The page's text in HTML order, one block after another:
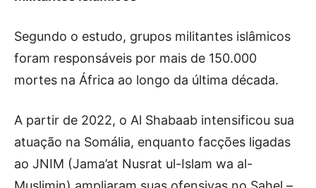
Segundo o estudo, grupos militantes islâmicos
foram responsáveis por mais de 150.000
mortes na África ao longo da última década.
A partir de 2022, o Al Shabaab intensificou sua
atuação na Somália, enquanto facções ligadas
ao JNIM (Jama’at Nusrat ul-Islam wa al-